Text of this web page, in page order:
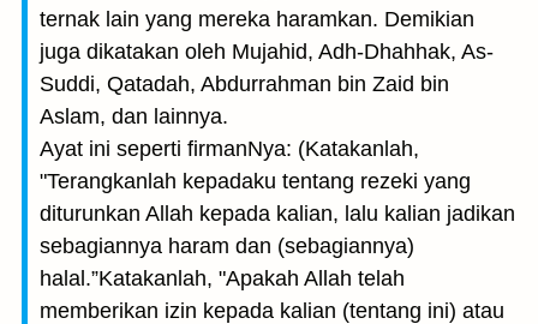
ternak lain yang mereka haramkan. Demikian
juga dikatakan oleh Mujahid, Adh-Dhahhak, As-
Suddi, Qatadah, Abdurrahman bin Zaid bin
Aslam, dan lainnya.
Ayat ini seperti firmanNya: (Katakanlah,
"Terangkanlah kepadaku tentang rezeki yang
diturunkan Allah kepada kalian, lalu kalian jadikan
sebagiannya haram dan (sebagiannya)
halal.”Katakanlah, "Apakah Allah telah
memberikan izin kepada kalian (tentang ini) atau